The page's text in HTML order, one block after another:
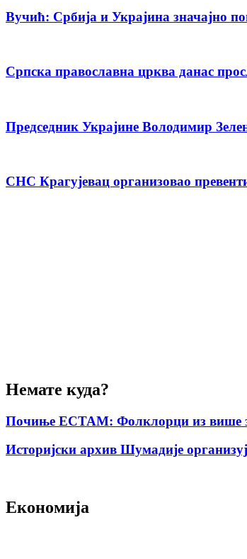
Вучић: Србија и Украјина значајно
Српска православна црква данас
Председник Украјине Володимир
СНС Крагујевац организовао
Немате куда?
Почиње ЕСТАМ: Фолклорци из више
Историјски архив Шумадије
Економија